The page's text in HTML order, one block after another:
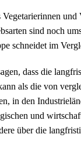
sind noch
schneidet im
dass die
als die von
in den
und
über die